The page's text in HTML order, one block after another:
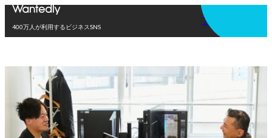
400万人が利用するビジネスSNS
アプリを使う